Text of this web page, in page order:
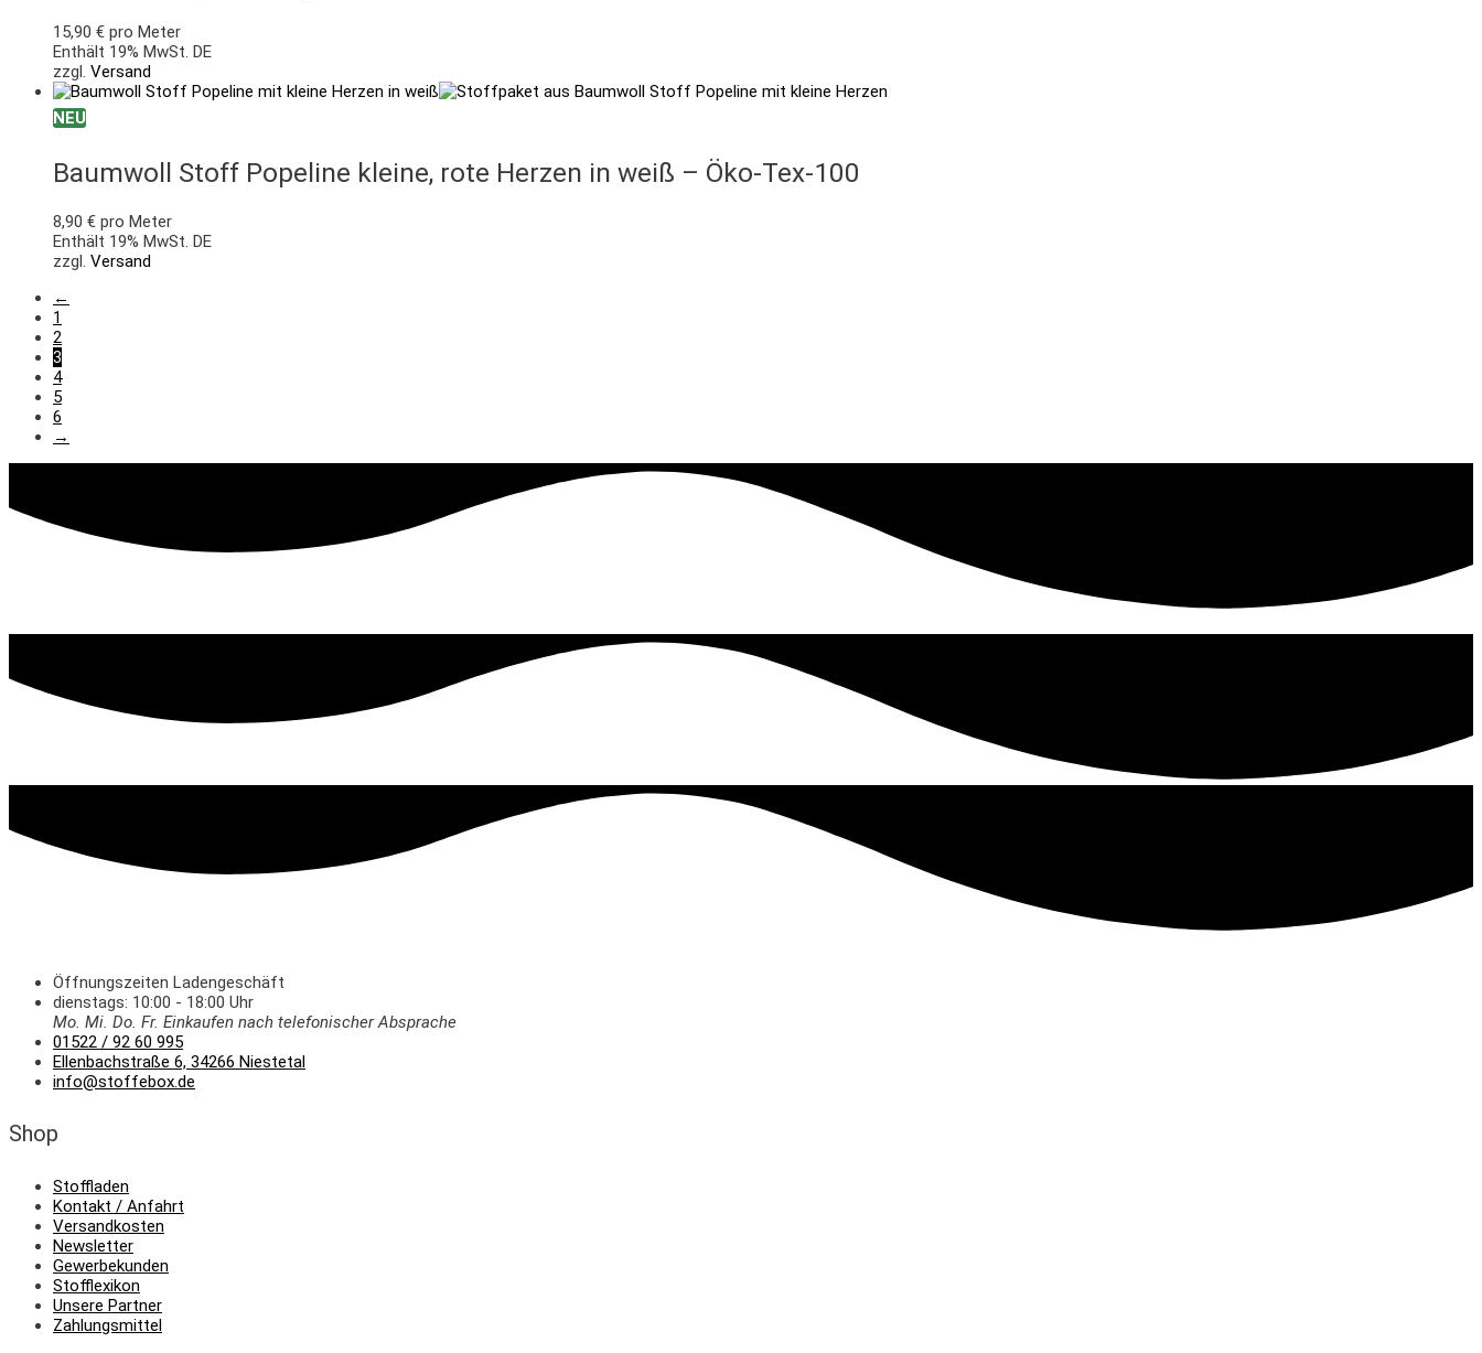
15,90 € pro Meter
Enthält 19% MwSt. DE
zzgl. Versand
NEU
Baumwoll Stoff Popeline kleine, rote Herzen in weiß – Öko-Tex-100
8,90 € pro Meter
Enthält 19% MwSt. DE
zzgl. Versand
←
1
2
3
4
5
6
→
Öffnungszeiten Ladengeschäft
dienstags: 10:00 - 18:00 Uhr
Mo. Mi. Do. Fr. Einkaufen nach telefonischer Absprache
01522 / 92 60 995
Ellenbachstraße 6, 34266 Niestetal
info@stoffebox.de
Shop
Stoffladen
Kontakt / Anfahrt
Versandkosten
Newsletter
Gewerbekunden
Stofflexikon
Unsere Partner
Zahlungsmittel